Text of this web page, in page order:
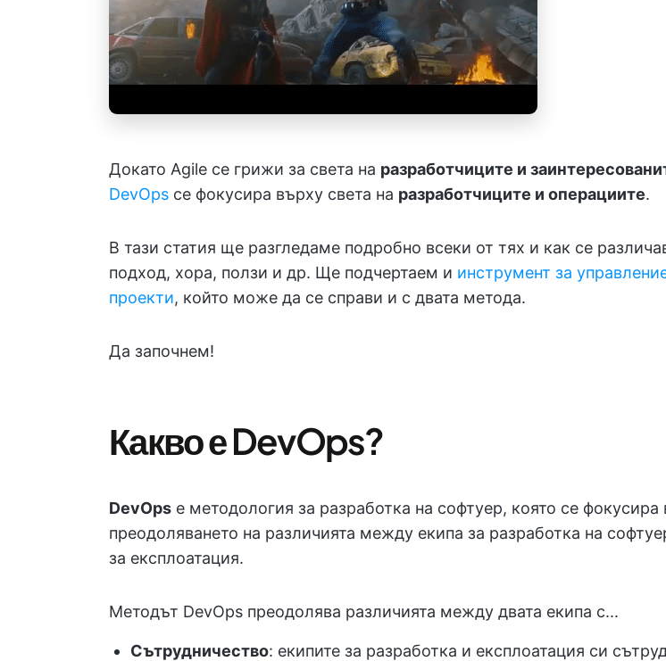
Докато Agile се грижи за света на разработчиците и
DevOps се фокусира върху света на разработчиците и операциите.
В тази статия ще разгледаме подробно всеки от тях и как се
подход, хора, ползи и др. Ще подчертаем и инструмент за
проекти, който може да се справи и с двата метода.
Да започнем!
Какво е DevOps?
DevOps е методология за разработка на софтуер, която се фокусира
преодоляването на различията между екипа за разработка на
за експлоатация.
Методът DevOps преодолява различията между двата екипа с...
Сътрудничество: екипите за разработка и експлоатация си